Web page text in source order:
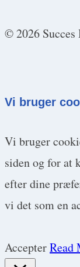
© 2026
Vi bruger
Vi bruger
siden og for at
efter dine
vi det som en
AccepterRead